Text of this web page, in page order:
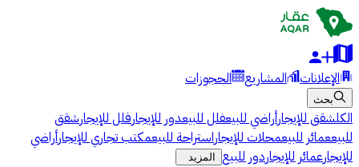
الإعلانات المشاريع الحجوزات
بحث
الكلشقق للإيجارأراضي للبيعفلل للبيعدور للإيجارفلل للإيجارشقق
للبيععمائر للبيعمحلات للإيجاراستراحة للبيعمكتب تجاري للإيجارأراضي
للإيجارعمائر للإيجاردور للبيع المزيد